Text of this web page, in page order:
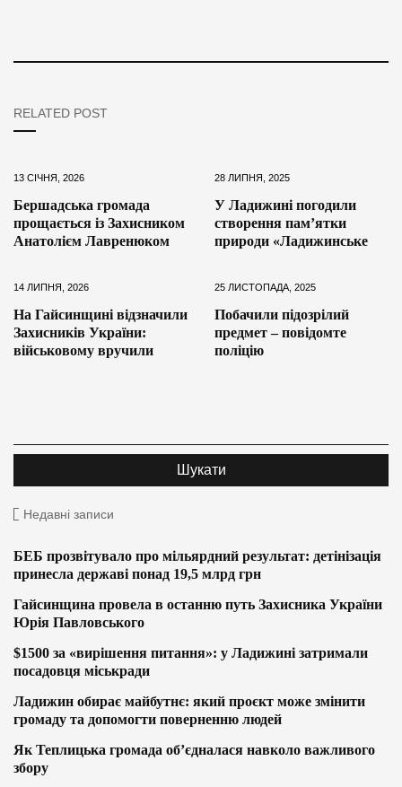
RELATED POST
13 СІЧНЯ, 2026
Бершадська громада
прощається із Захисником
Анатолієм Лавренюком
28 ЛИПНЯ, 2025
У Ладижині погодили
створення пам’ятки
природи «Ладижинське
14 ЛИПНЯ, 2026
На Гайсинщині відзначили
Захисників України:
військовому вручили
25 ЛИСТОПАДА, 2025
Побачили підозрілий
предмет – повідомте
поліцію
Недавні записи
БЕБ прозвітувало про мільярдний результат: детінізація
принесла державі понад 19,5 млрд грн
Гайсинщина провела в останню путь Захисника України
Юрія Павловського
$1500 за «вирішення питання»: у Ладижині затримали
посадовця міськради
Ладижин обирає майбутнє: який проєкт може змінити
громаду та допомогти поверненню людей
Як Теплицька громада об’єдналася навколо важливого
збору